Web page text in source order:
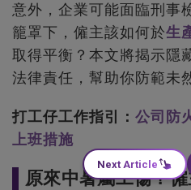
意外，企業可能面臨刑事
籠罩下，僱主該如何於生
取得平衡？本文將揭示隱
法律責任，幫助你防範未
打工仔工作指引： 公司防
上班措施
原來中暑屬工傷？
Next Article